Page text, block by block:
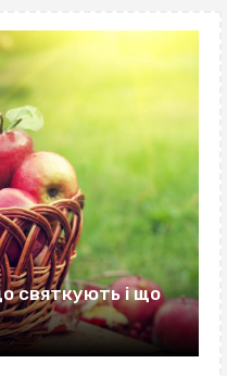
святкують і що